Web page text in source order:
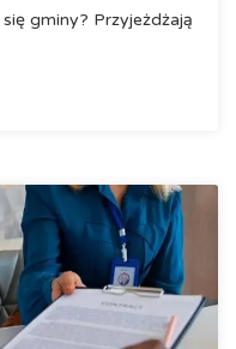
gminy? Przyjeżdżają